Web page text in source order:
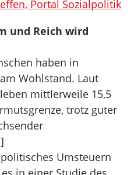
Portal Sozialpolitik
und Reich wird
haben in
Wohlstand. Laut
mittlerweile 15,5
trotz guter
Umsteuern